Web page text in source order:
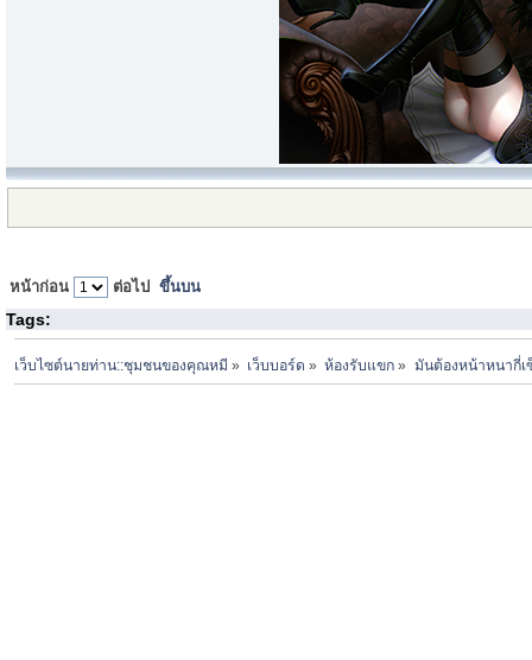
หน้าก่อน ต่อไป ขึ้นบน
Tags:
เว็บไซต์นายท่าน::ชุมชนของคุณหมี » เว็บบอร์ด » ห้องรับแขก » มันต้องหน้าหนากี่เ